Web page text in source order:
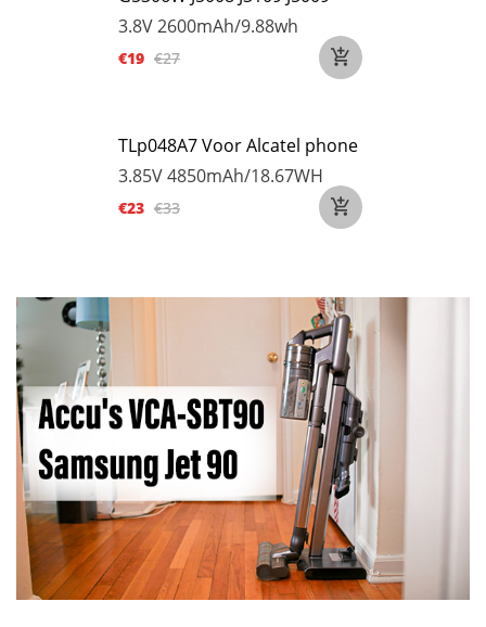
3.8V2600mAh/9.88wh
€19 €27
TLp048A7 Voor Alcatel phone
3.85V4850mAh/18.67WH
€23 €33